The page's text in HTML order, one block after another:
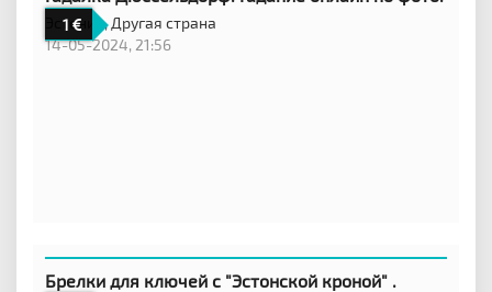
1
Эстония,Другая страна
14-05-2024, 21:56
Брелки для ключей с "Эстонской кроной" .